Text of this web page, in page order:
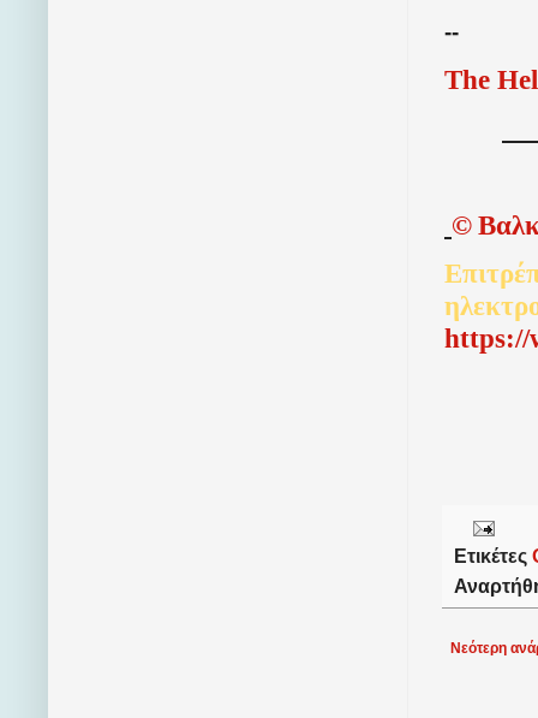
--
The
©
https://
Ετικέτες
Νεότερη